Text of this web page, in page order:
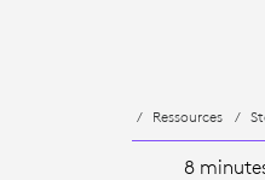
Ressources
8